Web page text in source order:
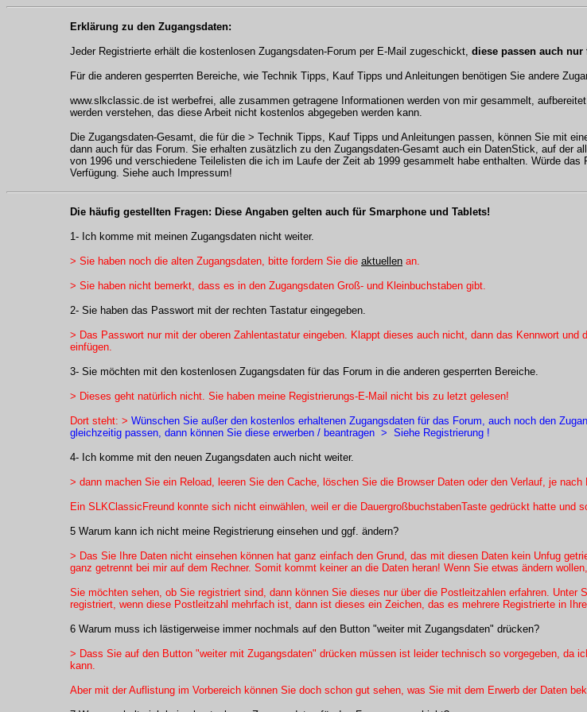
Erklärung zu den Zugangsdaten:
Jeder Registrierte erhält die kostenlosen Zugangsdaten-Forum per E-Mail zugeschickt, diese passen auch nur
Für die anderen gesperrten Bereiche, wie Technik Tipps, Kauf Tipps und Anleitungen benötigen Sie andere
www.slkclassic.de ist werbefrei, alle zusammen getragene Informationen werden von mir gesammelt,
werden verstehen, das diese Arbeit nicht kostenlos abgegeben werden kann.
Die Zugangsdaten-Gesamt, die für die > Technik Tipps, Kauf Tipps und Anleitungen passen, können Sie mit
dann auch für das Forum. Sie erhalten zusätzlich zu den Zugangsdaten-Gesamt auch ein DatenStick, auf der
von 1996 und verschiedene Teilelisten die ich im Laufe der Zeit ab 1999 gesammelt habe enthalten. Würde
Verfügung. Siehe auch Impressum!
Die häufig gestellten Fragen: Diese Angaben gelten auch für Smarphone und Tablets!
1- Ich komme mit meinen Zugangsdaten nicht weiter.
> Sie haben noch die alten Zugangsdaten, bitte fordern Sie die aktuellen an.
> Sie haben nicht bemerkt, dass es in den Zugangsdaten Groß- und Kleinbuchstaben gibt.
2- Sie haben das Passwort mit der rechten Tastatur eingegeben.
> Das Passwort nur mit der oberen Zahlentastatur eingeben. Klappt dieses auch nicht, dann das Kennwort
einfügen.
3- Sie möchten mit den kostenlosen Zugangsdaten für das Forum in die anderen gesperrten Bereiche.
> Dieses geht natürlich nicht. Sie haben meine Registrierungs-E-Mail nicht bis zu letzt gelesen!
Dort steht: > Wünschen Sie außer den kostenlos erhaltenen Zugangsdaten für das Forum, auch noch den
gleichzeitig passen, dann können Sie diese erwerben / beantragen > Siehe Registrierung !
4- Ich komme mit den neuen Zugangsdaten auch nicht weiter.
> dann machen Sie ein Reload, leeren Sie den Cache, löschen Sie die Browser Daten oder den Verlauf, je
Ein SLKClassicFreund konnte sich nicht einwählen, weil er die DauergroßbuchstabenTaste gedrückt hatte und
5 Warum kann ich nicht meine Registrierung einsehen und ggf. ändern?
> Das Sie Ihre Daten nicht einsehen können hat ganz einfach den Grund, das mit diesen Daten kein Unfug
ganz getrennt bei mir auf dem Rechner. Somit kommt keiner an die Daten heran! Wenn Sie etwas ändern
Sie möchten sehen, ob Sie registriert sind, dann können Sie dieses nur über die Postleitzahlen erfahren.
registriert, wenn diese Postleitzahl mehrfach ist, dann ist dieses ein Zeichen, das es mehrere Registrierte in
6 Warum muss ich lästigerweise immer nochmals auf den Button "weiter mit Zugangsdaten" drücken?
> Dass Sie auf den Button "weiter mit Zugangsdaten" drücken müssen ist leider technisch so vorgegeben, da
kann.
Aber mit der Auflistung im Vorbereich können Sie doch schon gut sehen, was Sie mit dem Erwerb der Daten